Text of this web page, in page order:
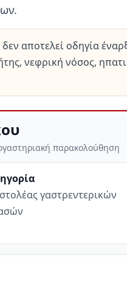
αποτελεί οδηγία
νεφρική νόσος,
παρακολούθηση
γαστρεντερικών